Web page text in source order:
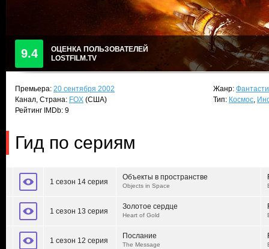
9.4
ОЦЕНКА ПОЛЬЗОВАТЕЛЕЙ
LOSTFILM.TV
Премьера: 20 сентября 2002
Канал, Страна: FOX (США)
Рейтинг IMDb: 9
Жанр:
Тип: Космос,
Гид по сериям
1 сезон 14 серия
Объекты в пространстве
Objects in Space
1 сезон 13 серия
Золотое сердце
Heart of Gold
1 сезон 12 серия
Послание
The Message